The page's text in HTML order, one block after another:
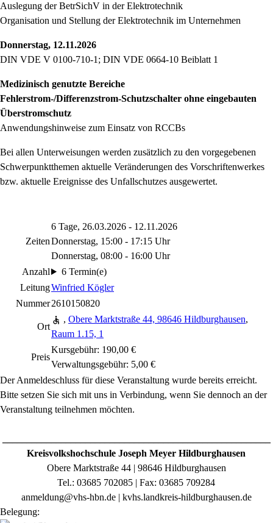
Auslegung der BetrSichV in der Elektrotechnik
Organisation und Stellung der Elektrotechnik im Unternehmen
Donnerstag, 12.11.2026
DIN VDE V 0100-710-1; DIN VDE 0664-10 Beiblatt 1
Medizinisch genutzte Bereiche
Fehlerstrom-/Differenzstrom-Schutzschalter ohne eingebauten
Überstromschutz
Anwendungshinweise zum Einsatz von RCCBs
Bei allen Unterweisungen werden zusätzlich zu den vorgegebenen
Schwerpunktthemen aktuelle Veränderungen des Vorschriftenwerkes
bzw. aktuelle Ereignisse des Unfallschutzes ausgewertet.
Zeiten
6 Tage, 26.03.2026 - 12.11.2026
Donnerstag, 15:00 - 17:15 Uhr
Donnerstag, 08:00 - 16:00 Uhr
Anzahl
6 Termin(e)
LeitungWinfried Kögler
Nummer2610150820
Ort
, Obere Marktstraße 44, 98646 Hildburghausen,
Raum 1.15, 1
Preis
Kursgebühr: 190,00 €
Verwaltungsgebühr: 5,00 €
Der Anmeldeschluss für diese Veranstaltung wurde bereits erreicht.
Bitte setzen Sie sich mit uns in Verbindung, wenn Sie dennoch an der
Veranstaltung teilnehmen möchten.
Kreisvolkshochschule Joseph Meyer Hildburghausen
Obere Marktstraße 44 | 98646 Hildburghausen
Tel.: 03685 702085 | Fax: 03685 709284
anmeldung@vhs-hbn.de | kvhs.landkreis-hildburghausen.de
Belegung: